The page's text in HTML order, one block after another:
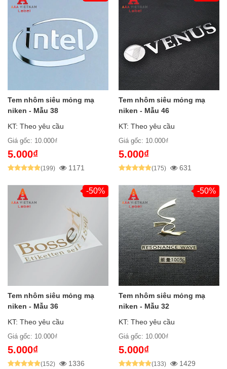
Tem nhôm siêu mỏng mạ
niken - Mẫu 38
KT: Theo yêu cầu
Giá gốc: 10.000₫
5.000₫
(199) 1171
Tem nhôm siêu mỏng mạ
niken - Mẫu 46
KT: Theo yêu cầu
Giá gốc: 10.000₫
5.000₫
(175) 631
-50%
Tem nhôm siêu mỏng mạ
niken - Mẫu 36
KT: Theo yêu cầu
Giá gốc: 10.000₫
5.000₫
(152) 1336
-50%
Tem nhôm siêu mỏng mạ
niken - Mẫu 32
KT: Theo yêu cầu
Giá gốc: 10.000₫
5.000₫
(133) 1429